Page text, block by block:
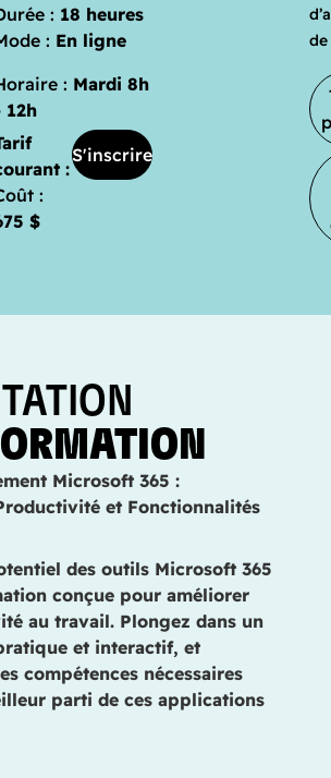
: 18 heures
: En ligne
: Mardi 8h
12h
:
:
$
S'inscrire
de
Microsoft 365 :
et Fonctionnalités
des outils Microsoft 365
conçue pour améliorer
au travail. Plongez dans un
et interactif, et
compétences nécessaires
parti de ces applications